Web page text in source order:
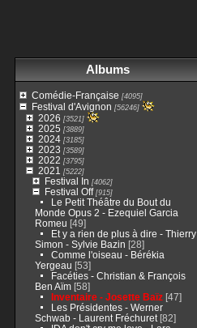
Albums
Comédie-Française [4095]
Festival d'Avignon [56246]
2026 [3521]
2025 [3889]
2024[3185]
2023 [3589]
2022 [3795]
2021 [5222]
Festival In [4062]
Festival Off[915]
Le Petit Théâtre du Bout du
Monde Opus 2 - Ezequiel Garcia
Romeu [49]
Et y a rien de plus à dire - Thierry
Simon - Sylvie Bazin [28]
Comme l'oiseau - Bérékia
Yergeau [53]
Facéties - Christian & François
Ben Aïm[58]
Inventaire - Josette Baïz[47]
Les Présidentes - Werner
Schwab - Laurent Fréchuret[82]